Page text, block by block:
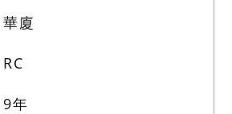
華廈
RC
9年